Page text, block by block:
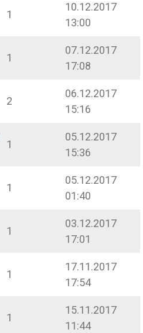
1
10.12.2017
13:00
1
07.12.2017
17:08
2
06.12.2017
15:16
1
05.12.2017
15:36
1
05.12.2017
01:40
1
03.12.2017
17:01
1
17.11.2017
17:54
1
15.11.2017
11:44